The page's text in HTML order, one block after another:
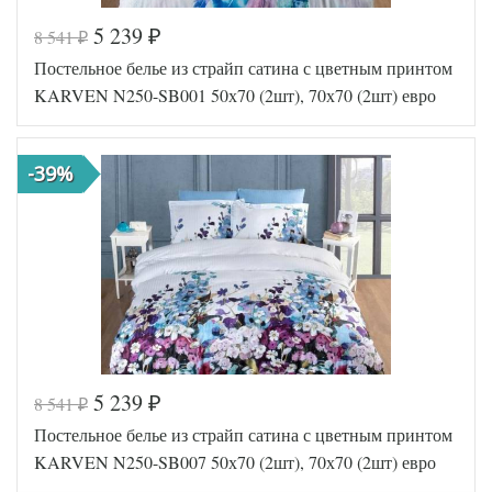
Код товара
570-301
Артикул
FIR1256
5000151
06
Ткань
Сатин
люкс
Размер
пододеяльника
240х260
50х70
(2шт),
70х70
(2шт)
Производитель
Karven
(Турция)
Код товара
570-326
Артикул
FIR1256
5000127
85
8 541₽ 5 239 ₽
Постельное белье из страйп сатина с цветным принтом
KARVEN N250-SB001 50х70 (2шт), 70х70 (2шт) евро
-39%
8 541₽ 5 239 ₽
Постельное белье из страйп сатина с цветным принтом
KARVEN N250-SB007 50х70 (2шт), 70х70 (2шт) евро